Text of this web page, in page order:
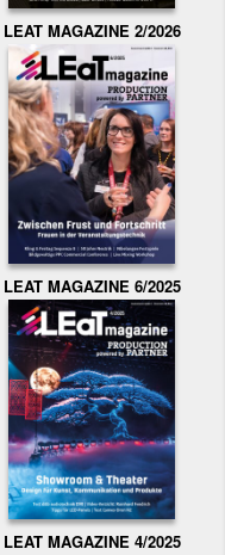
LEAT MAGAZINE 2/2026
LEAT MAGAZINE 6/2025
LEAT MAGAZINE 4/2025